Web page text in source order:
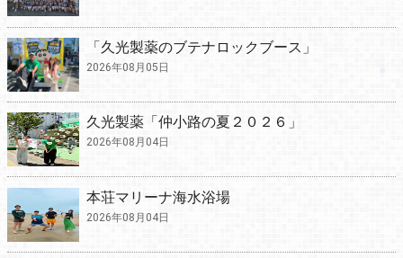
「久光製薬のブテナロックブース」
2026年08月05日
久光製薬「仲小路の夏２０２６」
2026年08月04日
本荘マリーナ海水浴場
2026年08月04日